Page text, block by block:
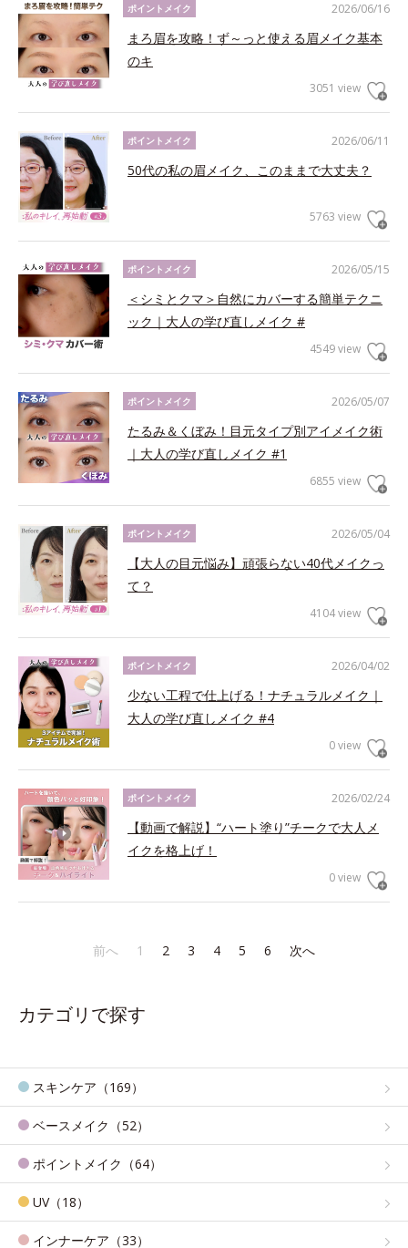
2026/06/16
ポイントメイク
まろ眉を攻略！ず～っと使える眉メイク基本
のキ
3051 view
2026/06/11
ポイントメイク
50代の私の眉メイク、このままで大丈夫？
5763 view
2026/05/15
ポイントメイク
＜シミとクマ＞自然にカバーする簡単テクニ
ック｜大人の学び直しメイク #
4549 view
2026/05/07
ポイントメイク
たるみ＆くぼみ！目元タイプ別アイメイク術
｜大人の学び直しメイク #1
6855 view
2026/05/04
ポイントメイク
【大人の目元悩み】頑張らない40代メイクっ
て？
4104 view
2026/04/02
ポイントメイク
少ない工程で仕上げる！ナチュラルメイク｜
大人の学び直しメイク #4
0 view
2026/02/24
ポイントメイク
【動画で解説】“ハート塗り”チークで大人メ
イクを格上げ！
0 view
前へ 1 2 3 4 5 6 次へ
カテゴリで探す
スキンケア（169）
ベースメイク（52）
ポイントメイク（64）
UV（18）
インナーケア（33）